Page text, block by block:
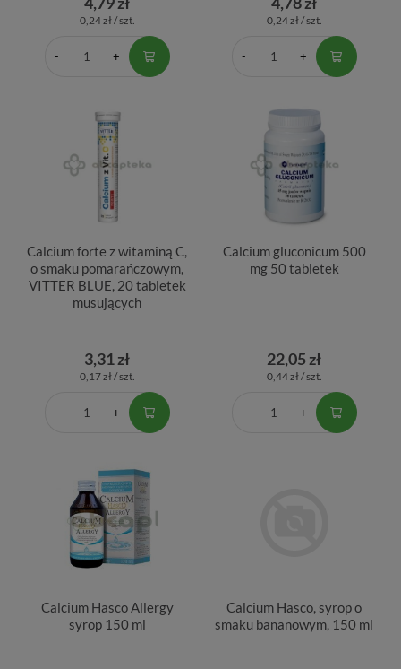
0,24 zł / szt. 0,24 zł / szt.
Calcium forte z witaminą C,
o smaku pomarańczowym,
VITTER BLUE, 20 tabletek
musujących
3,31 zł
0,17 zł / szt.
Calcium gluconicum 500
mg 50 tabletek
22,05 zł
0,44 zł / szt.
Calcium Hasco Allergy
syrop 150 ml
Calcium Hasco, syrop o
smaku bananowym, 150 ml